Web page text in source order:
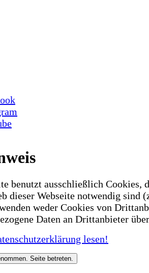
benutzt ausschließlich Cookies,
dieser Webseite notwendig sind
weder Cookies von
Daten an Drittanbieter
lesen!
Seite betreten.